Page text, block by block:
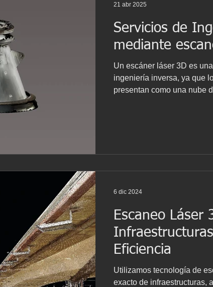
Servicios de
mediante
Un escáner láser 3D es
ingeniería inversa, ya que
presentan como una nube
21 abr 2025
Escaneo Láser
Eficiencia
Utilizamos tecnología de
exacto de infraestructuras,
6 dic 2024